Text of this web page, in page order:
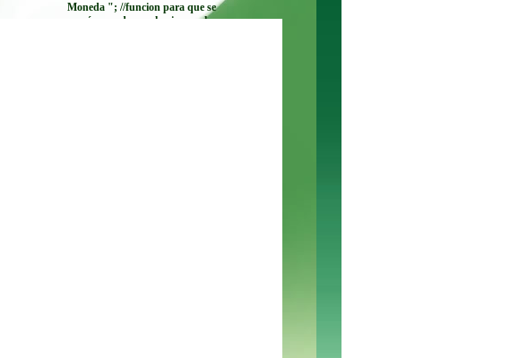
Moneda "; //funcion para que se
envíe cuando se seleccione. echo